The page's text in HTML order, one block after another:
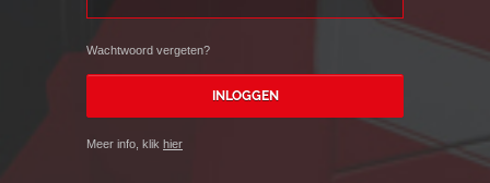
Wachtwoord vergeten?
Meer info, klik hier